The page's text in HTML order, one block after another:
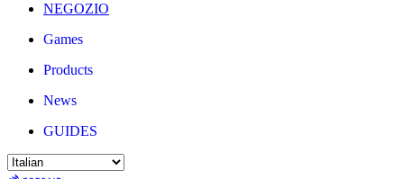
NEGOZIO
Games
Products
News
GUIDES